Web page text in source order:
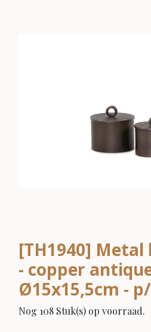
[TH1940]
- copper
Ø15x15,5cm -
Nog 108 Stuk(s) op voorraad.